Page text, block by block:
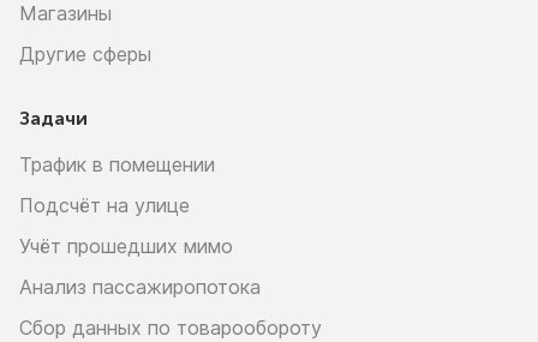
Магазины
Другие сферы
Задачи
Трафик в помещении
Подсчёт на улице
Учёт прошедших мимо
Анализ пассажиропотока
Сбор данных по товарообороту